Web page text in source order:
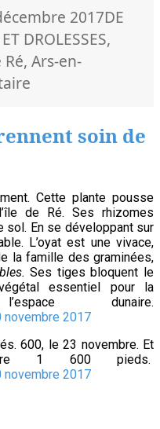
2017DE
DROLESSES,
,Ars-en-
basket
est
les
gènes
d’Ars-
en-
Ré
soin de
Cette plante pousse
de Ré. Ses rhizomes
sol. En se développant sur
L’oyat est une vivace,
la famille des graminées,
Ses tiges bloquent le
essentiel pour la
dunaire.
600, le 23 novembre. Et
1 600 pieds.